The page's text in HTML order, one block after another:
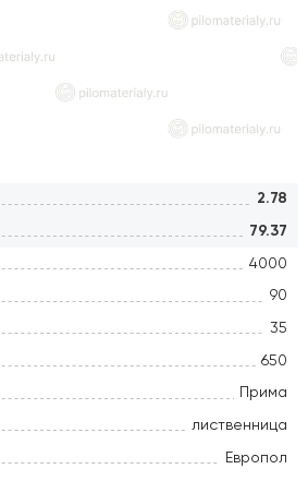
2.78
79.37
4000
90
35
650
Прима
лиственница
Европол